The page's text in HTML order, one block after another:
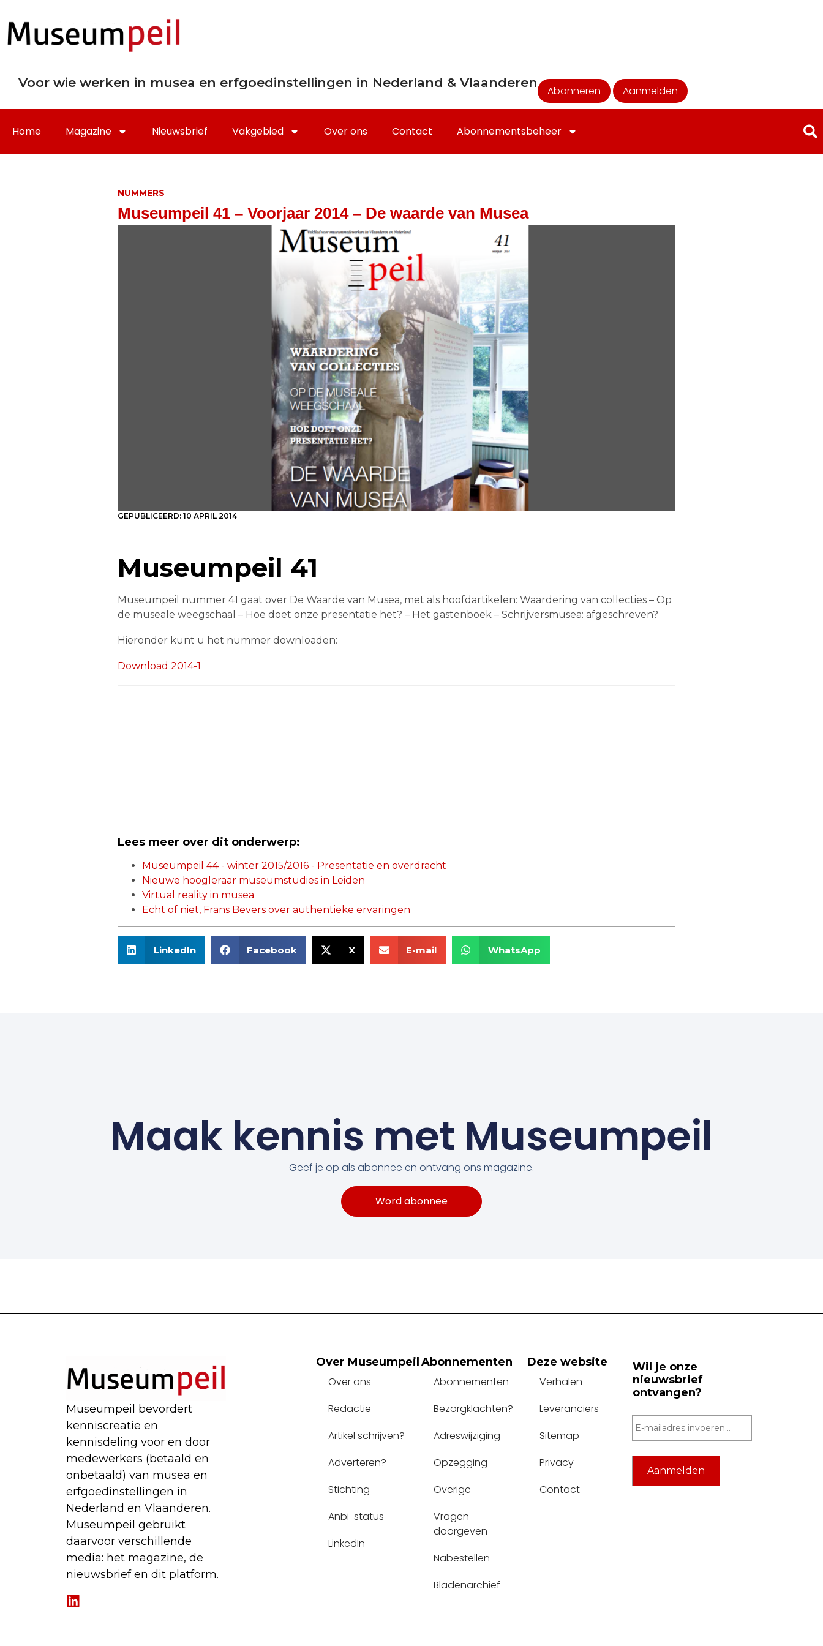
Voor wie werken in musea en erfgoedinstellingen in Nederland & Vlaanderen
Abonneren Aanmelden
Home Magazine Nieuwsbrief Vakgebied Over ons Contact Abonnementsbeheer
NUMMERS
Museumpeil 41 – Voorjaar 2014 – De waarde van Musea
GEPUBLICEERD: 10 APRIL 2014
Museumpeil 41
Museumpeil nummer 41 gaat over De Waarde van Musea, met als hoofdartikelen: Waardering van collecties – Op
de museale weegschaal – Hoe doet onze presentatie het? – Het gastenboek – Schrijversmusea: afgeschreven?
Hieronder kunt u het nummer downloaden:
Download 2014-1
Lees meer over dit onderwerp:
Museumpeil 44 - winter 2015/2016 - Presentatie en overdracht
Nieuwe hoogleraar museumstudies in Leiden
Virtual reality in musea
Echt of niet, Frans Bevers over authentieke ervaringen
LinkedIn Facebook X E-mail WhatsApp
Maak kennis met Museumpeil
Geef je op als abonnee en ontvang ons magazine.
Word abonnee
Museumpeil bevordert
kenniscreatie en
kennisdeling voor en door
medewerkers (betaald en
onbetaald) van musea en
erfgoedinstellingen in
Nederland en Vlaanderen.
Museumpeil gebruikt
daarvoor verschillende
media: het magazine, de
nieuwsbrief en dit platform.
Over Museumpeil
Over ons
Redactie
Artikel schrijven?
Adverteren?
Stichting
Anbi-status
LinkedIn
Abonnementen
Abonnementen
Bezorgklachten?
Adreswijziging
Opzegging
Overige
Vragen
doorgeven
Nabestellen
Bladenarchief
Deze website
Verhalen
Leveranciers
Sitemap
Privacy
Contact
Wil je onze
nieuwsbrief
ontvangen?